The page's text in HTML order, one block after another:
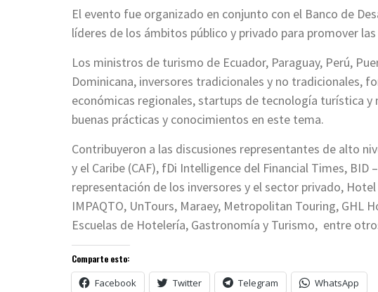
El evento fue organizado en conjunto con el Banco de
líderes de los ámbitos público y privado para promover
Los ministros de turismo de Ecuador, Paraguay, Perú,
Dominicana, inversores tradicionales y no tradicionales,
económicas regionales, startups de tecnología turística
buenas prácticas y conocimientos en este tema.
Contribuyeron a las discusiones representantes de alto
y el Caribe (CAF), fDi Intelligence del Financial Times,
representación de los inversores y el sector privado, Hotel
IMPAQTO, UnTours, Maraey, Metropolitan Touring, GHL
Escuelas de Hotelería, Gastronomía y Turismo, entre
Comparte esto:
Facebook Twitter Telegram WhatsApp